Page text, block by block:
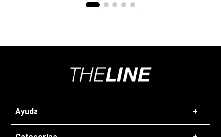
Ayuda +
Preguntas frecuentes